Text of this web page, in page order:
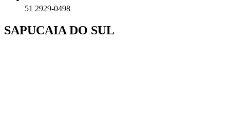
51 2929-0498
SAPUCAIA DO SUL